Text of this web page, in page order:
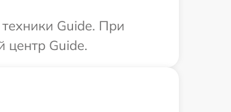
Guide. При
центр Guide.